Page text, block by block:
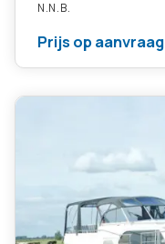
N.N.B.
Prijs op aanvraag